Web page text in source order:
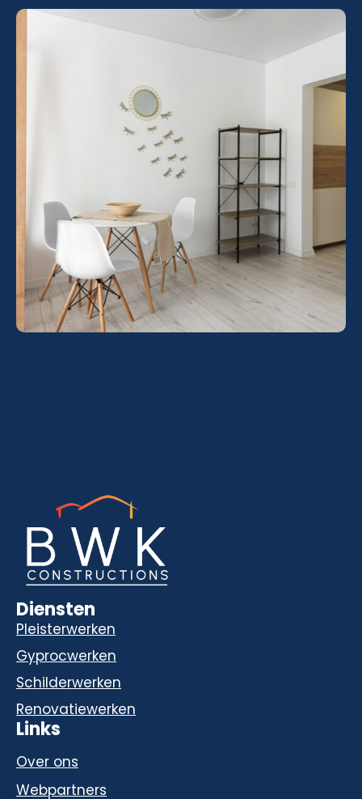
Diensten
Pleisterwerken
Gyprocwerken
Schilderwerken
Renovatiewerken
Links
Over ons
Webpartners